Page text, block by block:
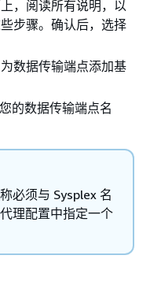
，阅读所有说明，以
步骤。确认后，选择
数据传输端点添加基
的数据传输端点名
必须与 Sysplex 名
理配置中指定一个